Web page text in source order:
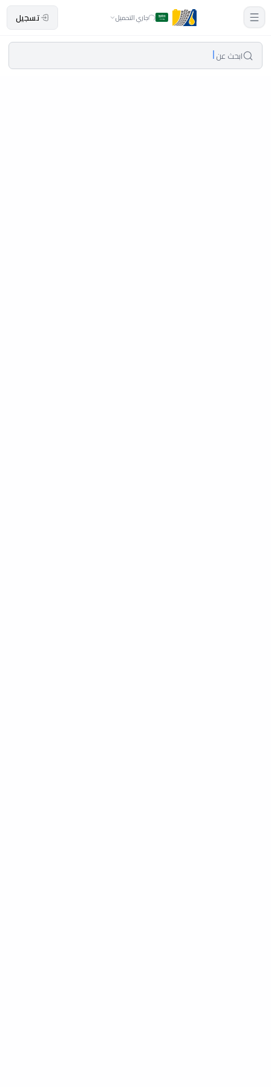
جاري التحميل تسجيل
ابحث عن